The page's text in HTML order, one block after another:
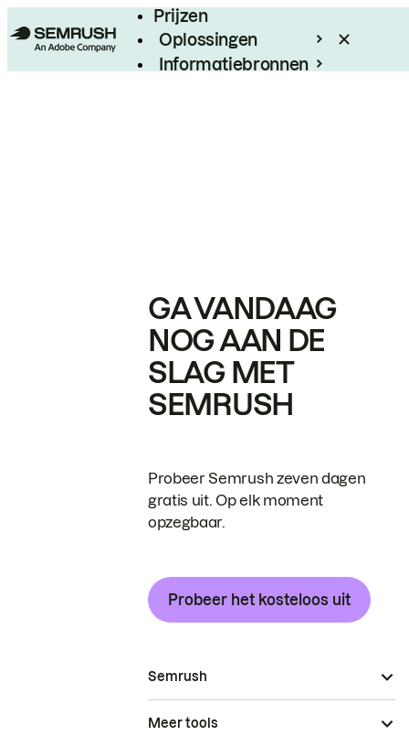
Prijzen
Oplossingen
Informatiebronnen
GA VANDAAG
NOG AAN DE
SLAG MET
SEMRUSH
Probeer Semrush zeven dagen
gratis uit. Op elk moment
opzegbaar.
Probeer het kosteloos uit
Semrush
Meer tools